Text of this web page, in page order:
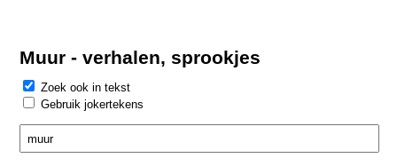
Muur - verhalen, sprookjes
Zoek ook in tekst
Gebruik jokertekens